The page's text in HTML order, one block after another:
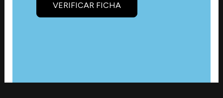
VERIFICAR FICHA